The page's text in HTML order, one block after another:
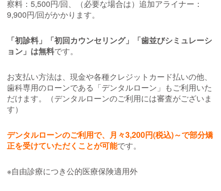
察料：5,500円/回、（必要な場合は）追加アライナー：
9,900円/回がかかります。
「初診料」「初回カウンセリング」「歯並びシミュレーシ
ョン」は無料です。
お支払い方法は、現金や各種クレジットカード払いの他、
歯科専用のローンである「デンタルローン」もご利用いた
だけます。（デンタルローンのご利用には審査がございま
す）
デンタルローンのご利用で、月々3,200円(税込)～で部分矯
正を受けていただくことが可能です。
※自由診療につき公的医療保険適用外